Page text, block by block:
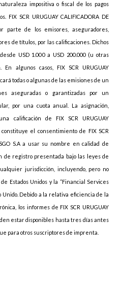
impositiva o fiscal de los pagos
SCR URUGUAY CALIFICADORA DE
parte de los emisores, aseguradores,
de títulos, por las calificaciones. Dichos
USD 1.000 a USD 200.000 (u otras
algunos casos, FIX SCR URUGUAY
todas o algunas de las emisiones de un
aseguradas o garantizadas por un
por una cuota anual. La asignación,
calificación de FIX SCR URUGUAY
constituye el consentimiento de FIX SCR
S.A a usar su nombre en calidad de
de registro presentada bajo las leyes de
jurisdicción, incluyendo, pero no
Estados Unidos y la “Financial Services
Debido a la relativa eficiencia de la
los informes de FIX SCR URUGUAY
estar disponibles hasta tres días antes
para otros suscriptores de imprenta.